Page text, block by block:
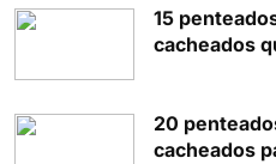
15
cacheados
20
cacheados